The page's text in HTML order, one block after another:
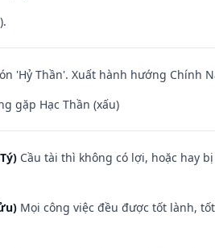
'Hỷ Thần'. Xuất hành hướng Chính
gặp Hạc Thần (xấu)
Cầu tài thì không có lợi, hoặc hay
Mọi công việc đều được tốt lành,